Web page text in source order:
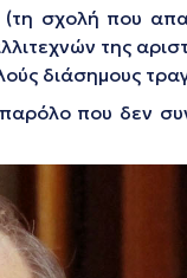
σχολή που
της
διάσημους
που δεν